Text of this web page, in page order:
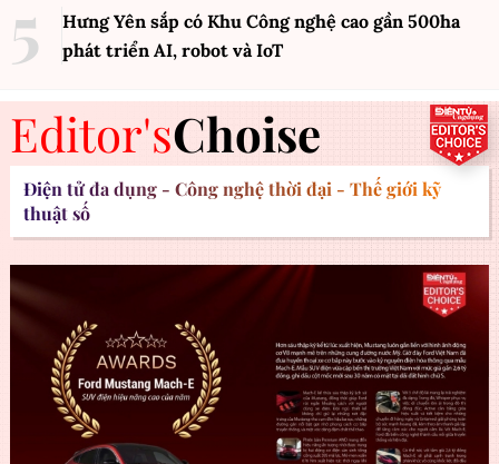
Hưng Yên sắp có Khu Công nghệ cao gần 500ha
phát triển AI, robot và IoT
Editor'sChoise
Điện tử đa dụng - Công nghệ thời đại - Thế giới kỹ
thuật số